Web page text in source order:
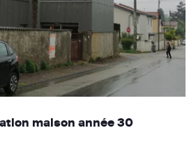
maison année 30